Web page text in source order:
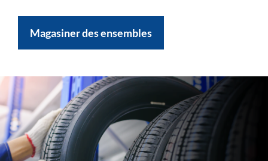
Magasiner des ensembles